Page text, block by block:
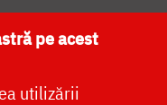
pe acest
utilizării